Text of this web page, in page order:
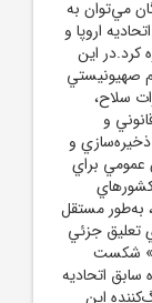
مي‌توان به
اروپا و
کرد.در اين
صهيونيستي
سلاح،
و
و
عمومي براي
به‌طور مستقل
تعليق جزئي
شکست
اتحاديه
اين